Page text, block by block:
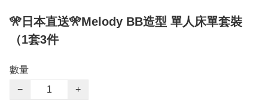
🎌日本直送🎌Melody BB造型 單人床單套裝
（1套3件
數量
−
+